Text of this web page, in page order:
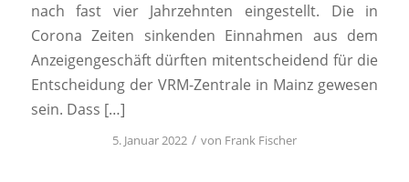
nach fast vier Jahrzehnten eingestellt. Die in
Corona Zeiten sinkenden Einnahmen aus dem
Anzeigengeschäft dürften mitentscheidend für die
Entscheidung der VRM-Zentrale in Mainz gewesen
sein. Dass […]
5. Januar 2022 / von Frank Fischer